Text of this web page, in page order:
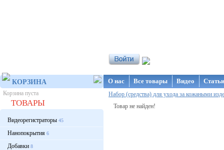
КОРЗИНА
Корзина пуста
ТОВАРЫ
Видеорегистраторы 45
Нанопокрытия 6
Добавки 8
О нас Все товары Видео
Набор (средства) для ухода за кожаными
Товар не найден!